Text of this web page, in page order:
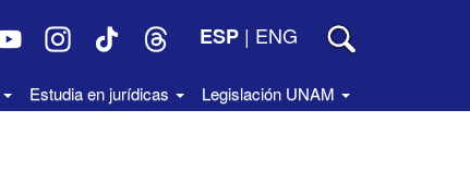
ESP | ENG
Estudia en jurídicas Legislación UNAM